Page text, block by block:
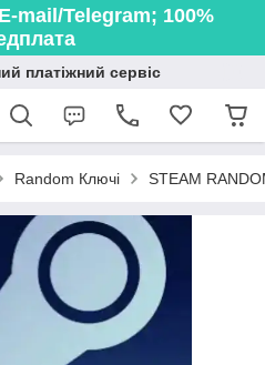
mail/Telegram; 100%
платіжний сервіс
Random Ключі STEAM